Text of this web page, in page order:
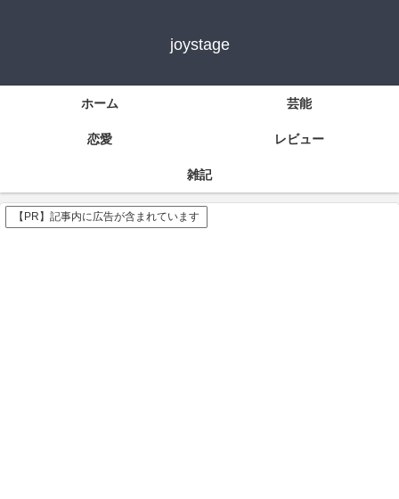
joystage
ホーム 芸能
恋愛 レビュー
雑記
【PR】記事内に広告が含まれています